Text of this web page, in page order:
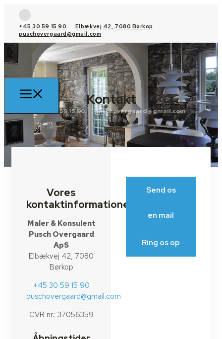
+45 30 59 15 90
Elbækvej 42, 7080 Børkop
puschovergaard@gmail.com
Kontakt
+45 30 59 15 90 puschovergaard@gmail.com
Vores
kontaktinformationer
Maler & Konsulent
Pusch Overgaard
ApS
Elbækvej 42, 7080
Børkop
+45 30 59 15 90
puschovergaard@gmail.com
CVR nr.: 37056359
Send os
en mail
Ring os op